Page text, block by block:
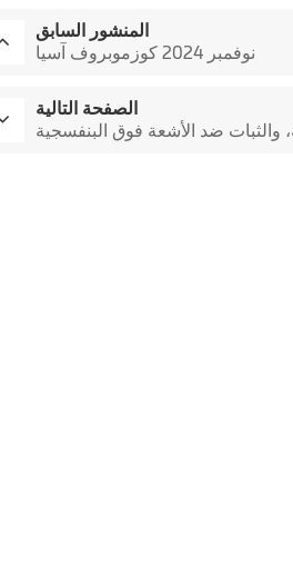
المنشور السابق
نوفمبر 2024 كوزموبروف آسيا
الصفحة التالية
والثبات ضد الأشعة فوق البنفسجية